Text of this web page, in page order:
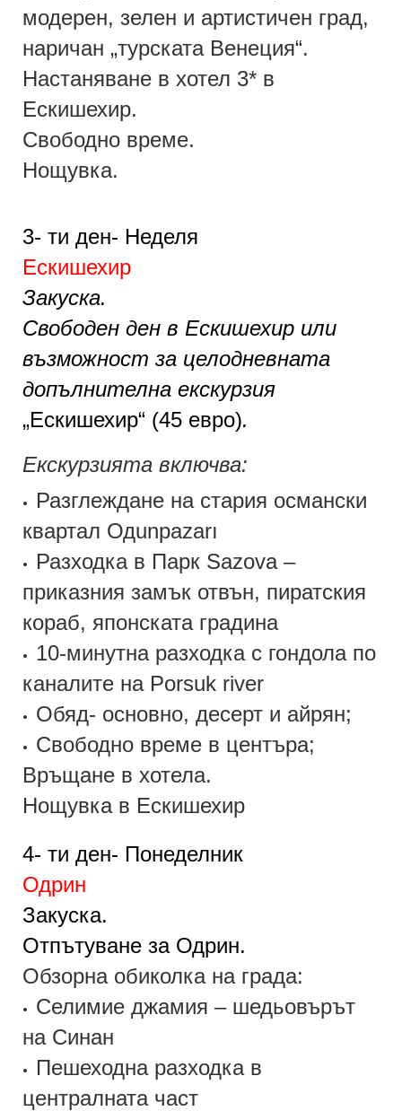
модерен, зелен и артистичен град,
наричан „турската Венеция“.
Настаняване в хотел 3* в
Ескишехир.
Свободно време.
Нощувка.
3- ти ден- Неделя
Ескишехир
Закуска.
Свободен ден в Ескишехир или
възможност за целодневната
допълнителна екскурзия
„Ескишехир“ (45 евро).
Екскурзията включва:
•
Разглеждане на стария османски
квартал Одunpazarı
•
Разходка в Парк Sazova –
приказния замък отвън, пиратския
кораб, японската градина
• 10-минутна разходка с гондола по
каналите на Porsuk river
• Обяд- основно, десерт и айрян;
• Свободно време в центъра;
Връщане в хотела.
Нощувка в Ескишехир
4- ти ден- Понеделник
Одрин
Закуска.
Отпътуване за Одрин.
Обзорна обиколка на града:
• Селимие джамия – шедьовърът
на Синан
•
Пешеходна разходка в
централната част